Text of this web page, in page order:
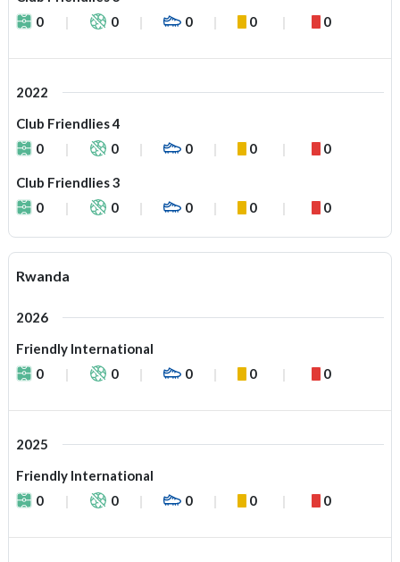
0
0 0 0 0
2022
Club Friendlies 4
0
0 0 0 0
Club Friendlies 3
0
0 0 0 0
Rwanda
2026
Friendly International
0
0 0 0 0
2025
Friendly International
0
0 0 0 0